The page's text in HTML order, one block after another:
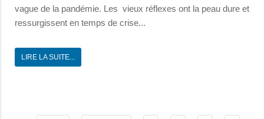
vague de la pandémie. Les vieux réflexes ont la peau dure et
ressurgissent en temps de crise...
LIRE LA SUITE...